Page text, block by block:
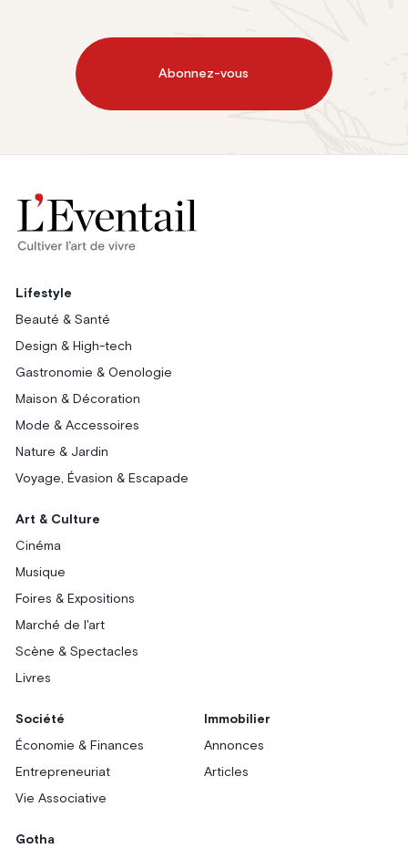
Abonnez-vous
Lifestyle
Beauté & Santé
Design & High-tech
Gastronomie & Oenologie
Maison & Décoration
Mode & Accessoires
Nature & Jardin
Voyage, Évasion & Escapade
Art & Culture
Cinéma
Musique
Foires & Expositions
Marché de l'art
Scène & Spectacles
Livres
Société
Économie & Finances
Entrepreneuriat
Vie Associative
Immobilier
Annonces
Articles
Gotha